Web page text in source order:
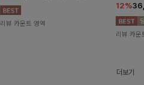
리뷰 카운트 영역
12%
리뷰 카운
더보기